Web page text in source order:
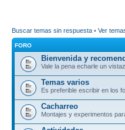
Buscar temas sin respuesta • Ver
FORO
Bienvenida y
Vale la pena echarle un
Temas varios
Es preferible escribir en los
Cacharreo
Montajes y experimentos